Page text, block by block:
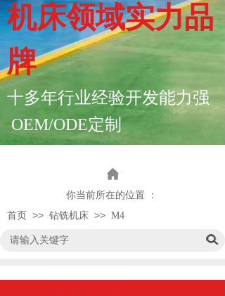
机床领域实力品
牌
十多年行业经验开发能力强
OEM/ODE定制
你当前所在的位置 ：
首页
>> 钻铣机床 >> M4